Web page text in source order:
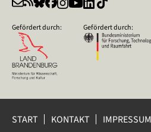
Gefördert durch: Gefördert durch:
START KONTAKT IMPRESSUM